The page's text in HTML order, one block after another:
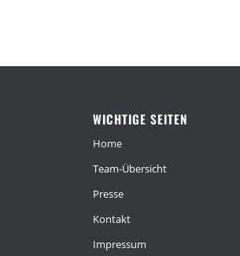
WICHTIGE SEITEN
Home
Team-Übersicht
Presse
Kontakt
Impressum